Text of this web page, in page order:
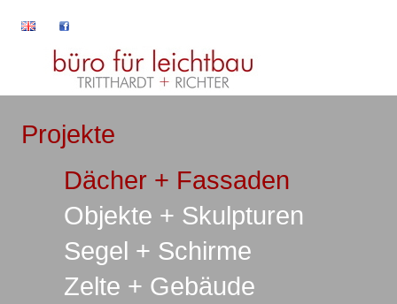
Projekte
Dächer + Fassaden
Objekte + Skulpturen
Segel + Schirme
Zelte + Gebäude